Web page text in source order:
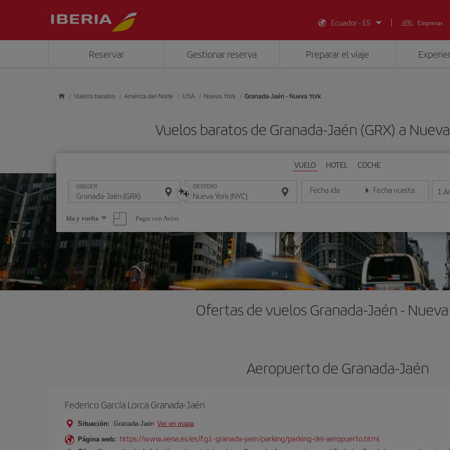
Ecuador - ES
Empresas
Reservar Gestionar reserva Preparar el viaje
Vuelos baratos América del Norte USA Nueva York Granada-Jaén - Nueva York
Vuelos baratos de Granada-Jaén (GRX) a
VUELO HOTEL COCHE
ORIGEN DESTINO Fecha ida
Introduce la fecha en formato día/mes/año
Fecha vuelta
Introduce la fecha en 1
Seleccione
una
opción
Ida y vuelta Pagar con Avios
Ofertas de vuelos Granada-Jaén -
Aeropuerto de Granada-Jaén
Federico García Lorca Granada-Jaén
Situación: Granada-Jaén Ver en mapa
Página web: https://www.aena.es/es/f.g.l.-granada-jaen/parking/parking-del-aeropuerto.html